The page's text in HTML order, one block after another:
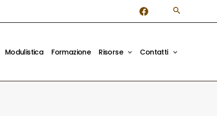
Modulistica Formazione Risorse Contatti